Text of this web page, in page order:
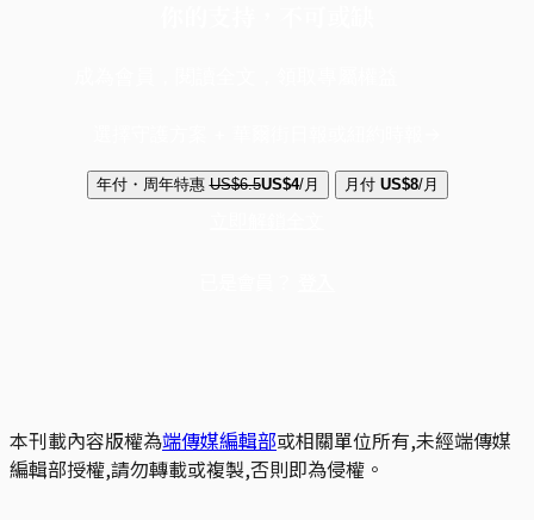
年付・周年特惠 US$6.5US$4/月 月付 US$8/月
本刊載內容版權為端傳媒編輯部或相關單位所有,未經端傳媒
編輯部授權,請勿轉載或複製,否則即為侵權。